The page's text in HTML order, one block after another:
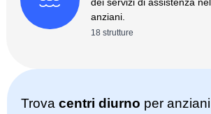
anziani.
18 strutture
Trova centri diurno per